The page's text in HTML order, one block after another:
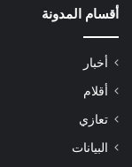
أقسام المدونة
أخبار
أقلام
تعازي
البيانات